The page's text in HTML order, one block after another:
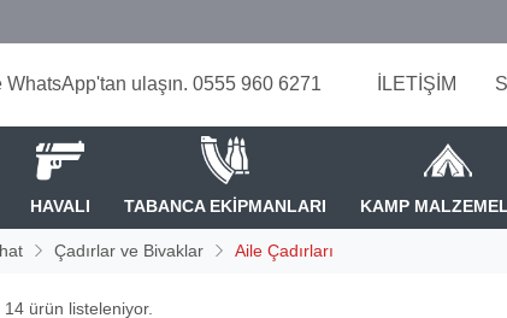
WhatsApp'tan ulaşın. 0555 960 6271 İLETİŞİM
HAVALI TABANCA EKİPMANLARI KAMP
Çadırlar ve Bivaklar Aile Çadırları
14ürün listeleniyor.